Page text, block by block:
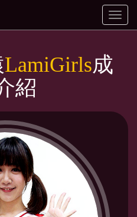
Toggle
LamiGirls成
紹